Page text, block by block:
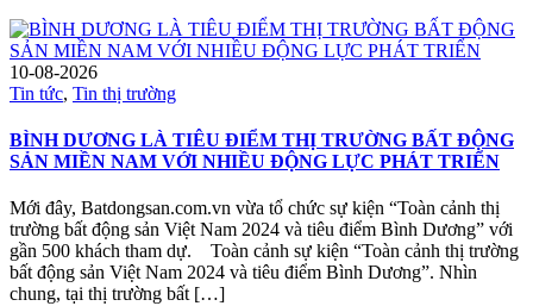
10-08-2026
Tin tức, Tin thị trường
BÌNH DƯƠNG LÀ TIÊU ĐIỂM THỊ TRƯỜNG BẤT ĐỘNG
SẢN MIỀN NAM VỚI NHIỀU ĐỘNG LỰC PHÁT TRIỂN
Mới đây, Batdongsan.com.vn vừa tổ chức sự kiện “Toàn cảnh thị
trường bất động sản Việt Nam 2024 và tiêu điểm Bình Dương” với
gần 500 khách tham dự. Toàn cảnh sự kiện “Toàn cảnh thị trường
bất động sản Việt Nam 2024 và tiêu điểm Bình Dương”. Nhìn
chung, tại thị trường bất […]